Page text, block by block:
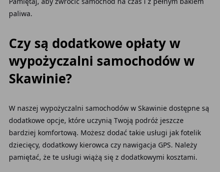
paliwa.
Czy są dodatkowe opłaty w
wypożyczalni samochodów w
Skawinie?
W naszej wypożyczalni samochodów w Skawinie dostępne są
dodatkowe opcje, które uczynią Twoją podróż jeszcze
bardziej komfortową. Możesz dodać takie usługi jak fotelik
dziecięcy, dodatkowy kierowca czy nawigacja GPS. Należy
pamiętać, że te usługi wiążą się z dodatkowymi kosztami.